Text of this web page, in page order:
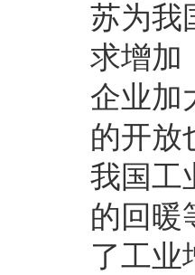
苏为我
求增加
企业加
的开放
我国工
的回暖
了工业